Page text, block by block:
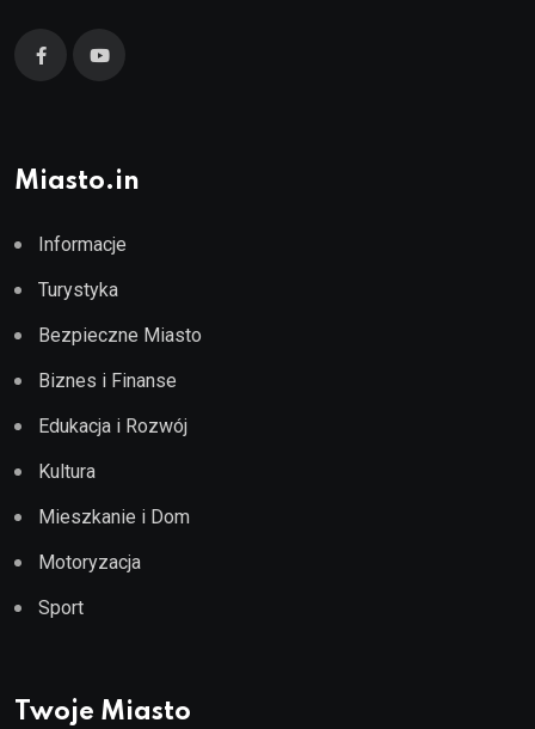
Miasto.in
Informacje
Turystyka
Bezpieczne Miasto
Biznes i Finanse
Edukacja i Rozwój
Kultura
Mieszkanie i Dom
Motoryzacja
Sport
Twoje Miasto